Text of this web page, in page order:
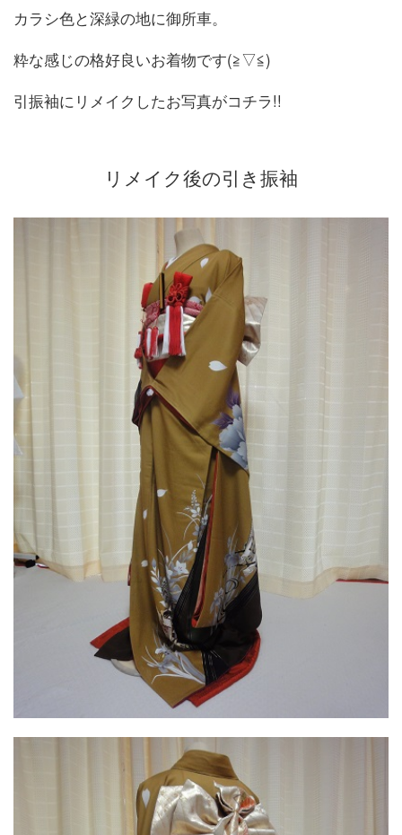
カラシ色と深緑の地に御所車。
粋な感じの格好良いお着物です(≧▽≦)
引振袖にリメイクしたお写真がコチラ!!
リメイク後の引き振袖